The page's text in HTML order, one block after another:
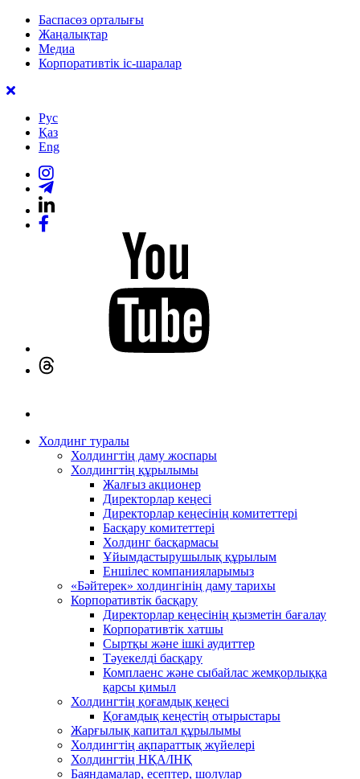
Баспасөз орталығы
Жаңалықтар
Медиа
Корпоративтік іс-шаралар
Рус
Қаз
Eng
Холдинг туралы
Холдингтің даму жоспары
Холдингтің құрылымы
Жалғыз акционер
Директорлар кеңесі
Директорлар кеңесінің комитеттері
Басқару комитеттері
Холдинг басқармасы
Ұйымдастырушылық құрылым
Еншілес компанияларымыз
«Бәйтерек» холдингінің даму тарихы
Корпоративтік басқару
Директорлар кеңесінің қызметін бағалау
Корпоративтік хатшы
Сыртқы және ішкі аудиттер
Тәуекелді басқару
Комплаенс және сыбайлас жемқорлыққа
қарсы қимыл
Холдингтің қоғамдық кеңесі
Қоғамдық кеңестің отырыстары
Жарғылық капитал құрылымы
Холдингтің ақпараттық жүйелері
Холдингтің НҚА/ІНҚ
Баяндамалар, есептер, шолулар